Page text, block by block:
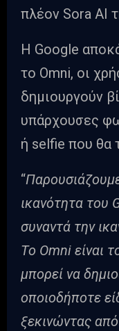
πλέον Sora AI
Η Google
το Omni, οι
δημιουργούν
υπάρχουσες
ή selfie που θα
“
ικανότητα του
συναντά την
Το Omni είναι
μπορεί να
οποιοδήποτε
ξεκινώντας